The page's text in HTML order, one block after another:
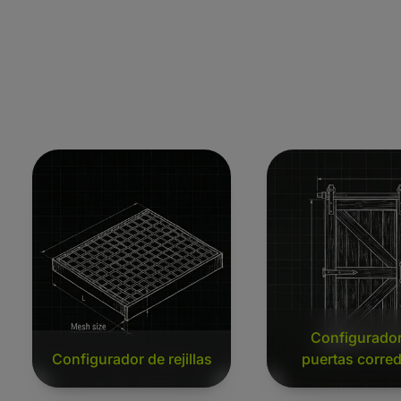
Configurador de rejillas
Configurador de rejillas
Configurador de
puertas